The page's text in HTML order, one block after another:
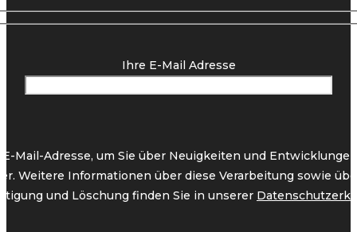
Ihre E-Mail Adresse
E-Mail-Adresse, um Sie über Neuigkeiten und
Weitere Informationen über diese Verarbeitung sowie
und Löschung finden Sie in unserer